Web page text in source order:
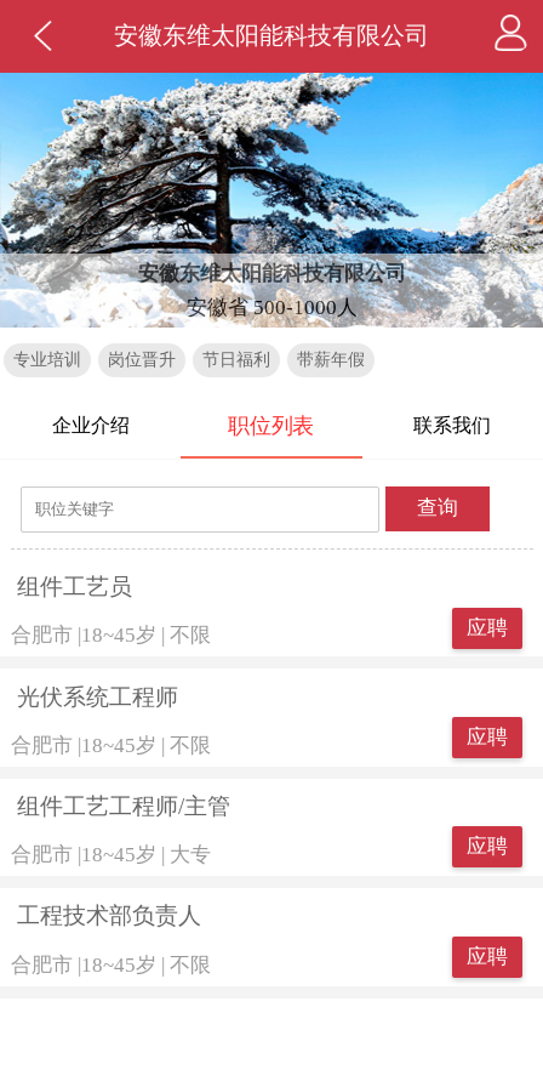
安徽东维太阳能科技有限公司
安徽东维太阳能科技有限公司
安徽省 500-1000人
专业培训 岗位晋升 节日福利 带薪年假
企业介绍 职位列表 联系我们
查询
组件工艺员
合肥市 18~45岁 不限 应聘
光伏系统工程师
合肥市 |18~45岁 | 不限 应聘
组件工艺工程师/主管
合肥市 18~45岁 大专 应聘
工程技术部负责人
合肥市 |18~45岁 | 不限 应聘